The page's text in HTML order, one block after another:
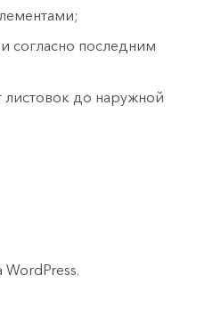
согласно последним
листовок до наружной